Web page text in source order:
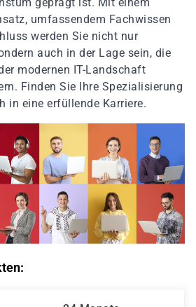
umfassendem Fachwissen
werden Sie nicht nur
auch in der Lage sein, die
modernen IT-Landschaft
Finden Sie Ihre Spezialisierung
in eine erfüllende Karriere.